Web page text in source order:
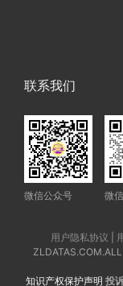
联系我们
微信公众号 微
用户隐私协议
知识产权保护声明 投